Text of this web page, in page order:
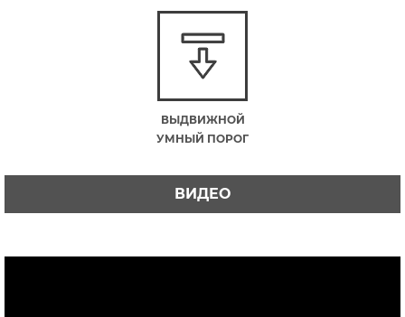
ВЫДВИЖНОЙ
УМНЫЙ ПОРОГ
ВИДЕО